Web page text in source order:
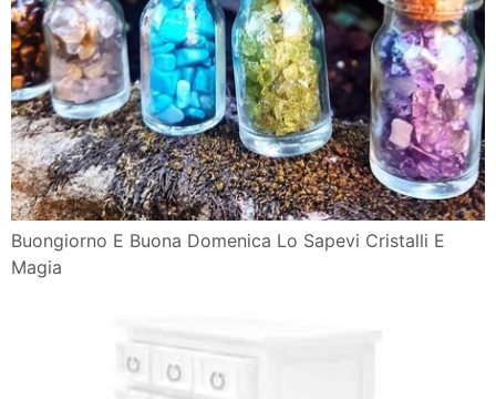
Buongiorno E Buona Domenica Lo Sapevi Cristalli E
Magia